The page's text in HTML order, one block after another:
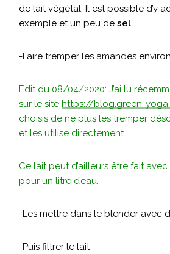
de lait végétal. Il est possible d’y
exemple et un peu de sel.
-Faire tremper les amandes
Edit du 08/04/2020: J’ai lu
sur le site https://blog.green-
choisis de ne plus les tremper
et les utilise directement.
Ce lait peut d’ailleurs être fait
pour un litre d’eau.
-Les mettre dans le blender avec
-Puis filtrer le lait